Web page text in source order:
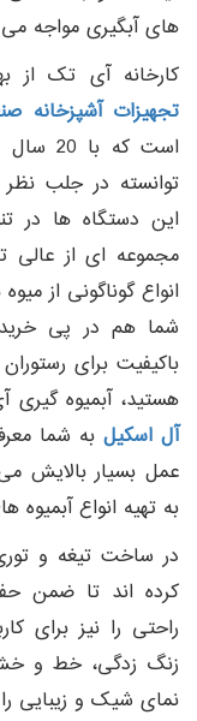
های آبگیری مواجه
کارخانه آی تک از
تجهیزات آشپزخانه
است
توانسته در جلب نظر
این دستگاه ها در
مجموعه ای از عالی
انواع گوناگونی از
شما هم در پی
باکیفیت برای
هستید، آبمیوه
آل اسکیلبه شما
عمل بسیار بالایش
به تهیه انواع
در ساخت تیغه و
کرده اند تا ضمن
راحتی را نیز برای
زنگ زدگی، خط و
نمای شیک و زیبایی